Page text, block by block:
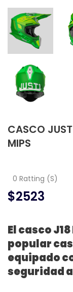
CASCO
MIPS
0 Ratting (S)
$2523
El casco
popular
equipado
seguridad